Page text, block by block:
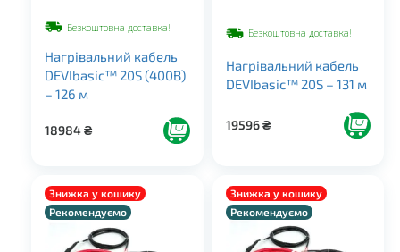
Безкоштовна доставка!
Нагрівальний кабель
DEVIbasic™ 20S (400В)
– 126 м
18984₴
Безкоштовна доставка!
Нагрівальний кабель
DEVIbasic™ 20S – 131 м
19596₴
Знижка у кошику
Рекомендуємо
Знижка у кошику
Рекомендуємо